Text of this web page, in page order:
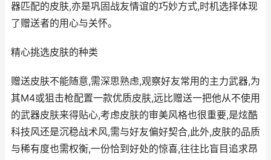
器匹配的皮肤,亦是巩固战友情谊的巧妙方式,时机选择体现
了赠送者的用心与关怀。
精心挑选皮肤的种类
赠送皮肤不能随意,需深思熟虑,观察好友常用的主力武器,为
其M4或狙击枪配置一款优质皮肤,远比赠送一把他从不使用
的武器皮肤来得贴心,考虑皮肤的审美风格也很重要,是炫酷
科技风还是沉稳战术风,需与好友偏好契合,此外,皮肤的品质
与稀有度也需权衡,一份恰到好处的惊喜,往往比盲目追求昂